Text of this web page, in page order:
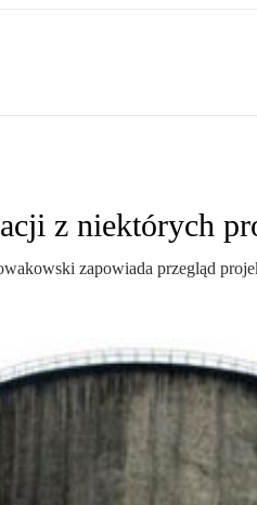
z niektórych
zapowiada przegląd